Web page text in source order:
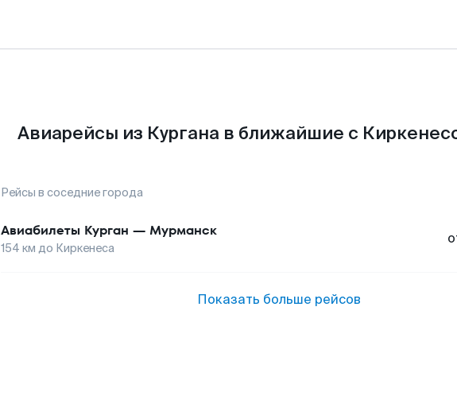
Авиарейсы из Кургана в ближайшие с
Рейсы в соседние города
Авиабилеты Курган — Мурманск
154 км до Киркенеса
Показать больше рейсов